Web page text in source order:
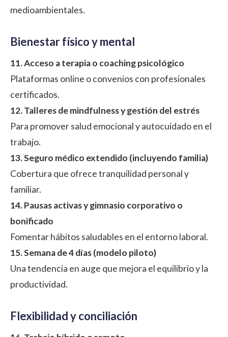
medioambientales.
Bienestar físico y mental
11. Acceso a terapia o coaching psicológico
Plataformas online o convenios con profesionales
certificados.
12. Talleres de mindfulness y gestión del estrés
Para promover salud emocional y autocuidado en el
trabajo.
13. Seguro médico extendido (incluyendo familia)
Cobertura que ofrece tranquilidad personal y
familiar.
14. Pausas activas y gimnasio corporativo o
bonificado
Fomentar hábitos saludables en el entorno laboral.
15. Semana de 4 días (modelo piloto)
Una tendencia en auge que mejora el equilibrio y la
productividad.
Flexibilidad y conciliación